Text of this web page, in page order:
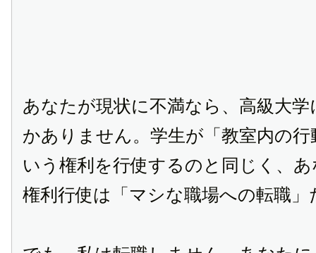
あなたが現状に不満なら、高級大
かありません。学生が「教室内の
いう権利を行使するのと同じく、
権利行使は「マシな職場への転職